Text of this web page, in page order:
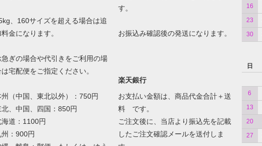
、160サイズを超える場合は追
金になります。
急ぎの場合や代引きをご利用の場
宅配便をご指定ください。
州（中国、東北以外）：750円
北、中国、四国：850円
海道：1100円
州：900円
す。
お振込み確認後の発送になります。
楽天銀行
お支払い金額は、商品代金合計＋送
料 です。
ご注文後に、当店より振込先を記載
したご注文確認メールを送付しま
16
23
30
日
6
13
20
27